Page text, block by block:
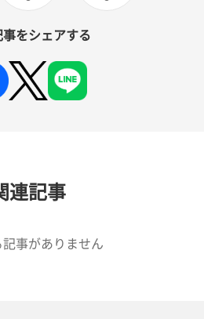
事をシェアする
連記事
事がありません